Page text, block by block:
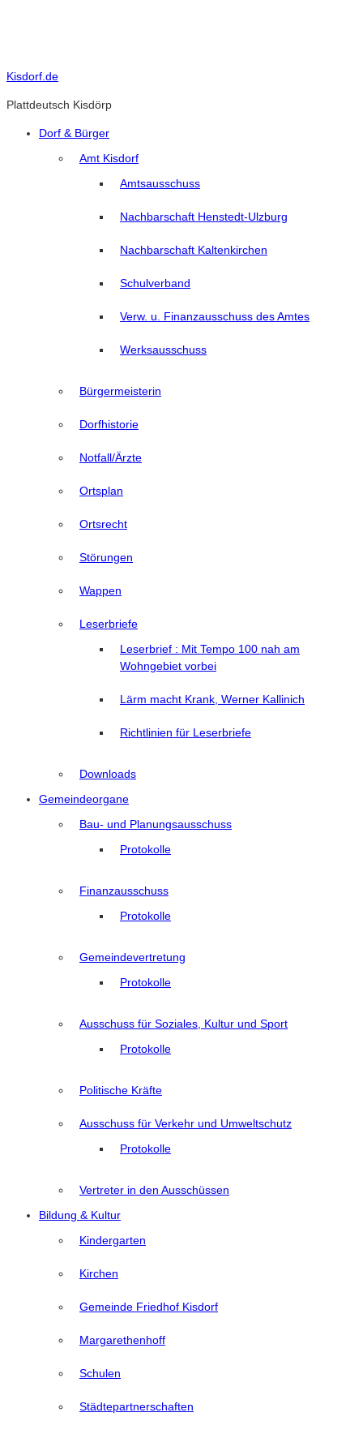
Kisdorf.de
Plattdeutsch Kisdörp
Dorf & Bürger
Amt Kisdorf
Amtsausschuss
Nachbarschaft Henstedt-Ulzburg
Nachbarschaft Kaltenkirchen
Schulverband
Verw. u. Finanzausschuss des Amtes
Werksausschuss
Bürgermeisterin
Dorfhistorie
Notfall/Ärzte
Ortsplan
Ortsrecht
Störungen
Wappen
Leserbriefe
Leserbrief : Mit Tempo 100 nah am
Wohngebiet vorbei
Lärm macht Krank, Werner Kallinich
Richtlinien für Leserbriefe
Downloads
Gemeindeorgane
Bau- und Planungsausschuss
Protokolle
Finanzausschuss
Protokolle
Gemeindevertretung
Protokolle
Ausschuss für Soziales, Kultur und Sport
Protokolle
Politische Kräfte
Ausschuss für Verkehr und Umweltschutz
Protokolle
Vertreter in den Ausschüssen
Bildung & Kultur
Kindergarten
Kirchen
Gemeinde Friedhof Kisdorf
Margarethenhoff
Schulen
Städtepartnerschaften